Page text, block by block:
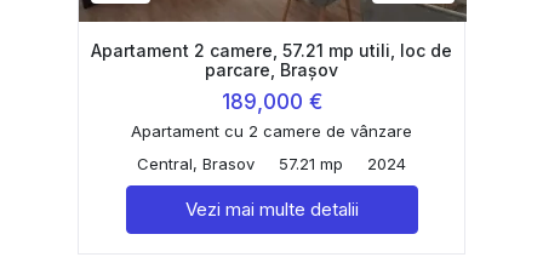
Apartament 2 camere, 57.21 mp utili, loc de
parcare, Brașov
189,000 €
Apartament cu 2 camere de vânzare
Central, Brasov
57.21 mp 2024
Vezi mai multe detalii